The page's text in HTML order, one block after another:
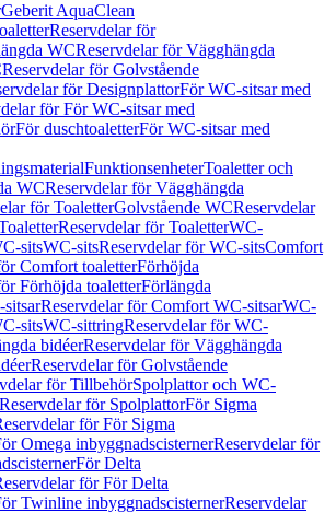
Geberit AquaClean
Reservdelar för
WCReservdelar för Vägghängda
Reservdelar för Golvstående
för DesignplattorFör WC-sitsar med
för För WC-sitsar med
För duschtoaletterFör WC-sitsar med
FunktionsenheterToaletter och
WCReservdelar för Vägghängda
för ToaletterGolvstående WCReservdelar
Reservdelar för ToaletterWC-
sitsWC-sitsReservdelar för WC-sitsComfort
Comfort toaletterFörhöjda
Förhöjda toaletterFörlängda
Reservdelar för Comfort WC-sitsarWC-
sitsWC-sittringReservdelar för WC-
bidéerReservdelar för Vägghängda
Reservdelar för Golvstående
för TillbehörSpolplattor och WC-
Reservdelar för SpolplattorFör Sigma
för För Sigma
Omega inbyggnadscisternerReservdelar för
För Delta
för För Delta
Twinline inbyggnadscisternerReservdelar